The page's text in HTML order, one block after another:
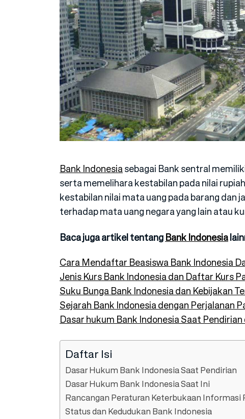
Bank Indonesiasebagai Bank sentral
serta memelihara kestabilan pada nilai
kestabilan nilai mata uang pada barang dan
terhadap mata uang negara yang lain atau
Baca juga artikel tentangBank Indonesia
Cara Mendaftar Beasiswa Bank Indonesia
Jenis Kurs Bank Indonesia dan Daftar Kurs
Suku Bunga Bank Indonesia dan Kebijakan
Sejarah Bank Indonesia dengan Perjalanan
Dasar hukum Bank Indonesia Saat
Daftar Isi
Dasar Hukum Bank Indonesia Saat Pendirian
Dasar Hukum Bank Indonesia Saat Ini
Rancangan Peraturan Keterbukaan Informasi
Status dan Kedudukan Bank Indonesia